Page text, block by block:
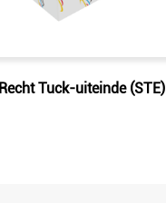
Recht Tuck-uiteinde (STE)